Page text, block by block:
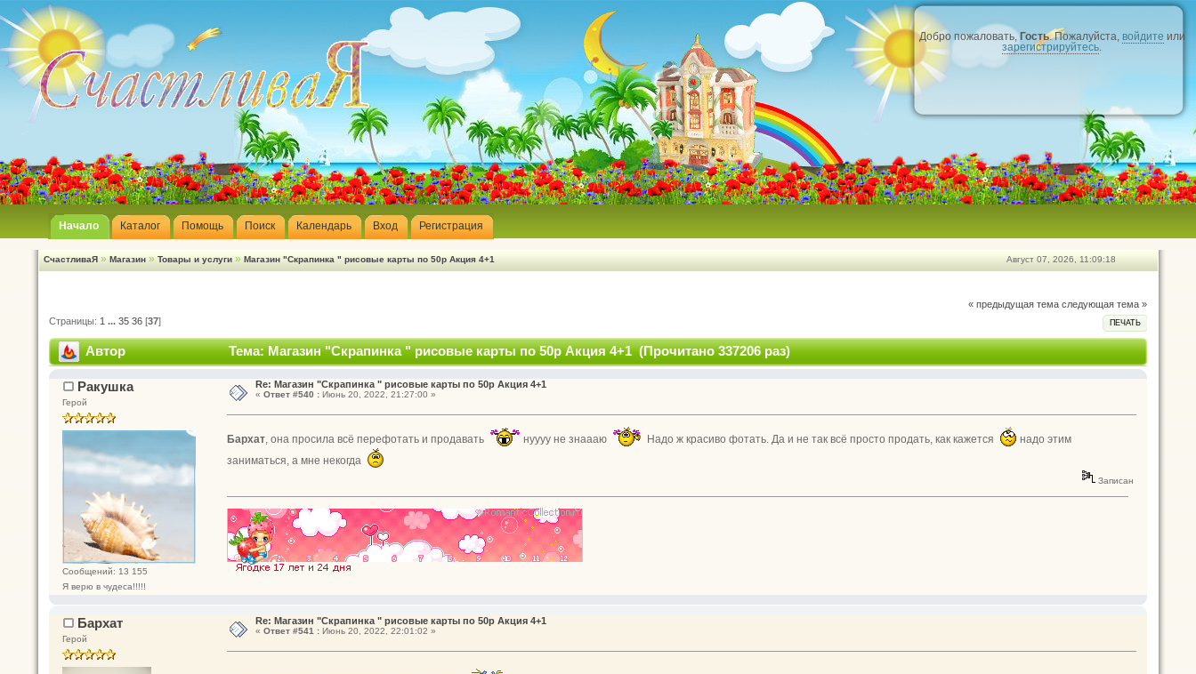
Добро пожаловать,Гость. Пожалуйста, войдите или
зарегистрируйтесь.
Начало Каталог Помощь Поиск Календарь Вход Регистрация
Август 07, 2026, 11:09:18
СчастливаЯ » Магазин » Товары и услуги » Магазин "Скрапинка " рисовые карты по 50р Акция 4+1
« предыдущая тема следующая тема »
ПЕЧАТЬ
Страницы: 1 ... 35 36 [37]
Автор Тема: Магазин "Скрапинка " рисовые карты по 50р Акция 4+1 (Прочитано 337206 раз)
Ракушка
Герой
Сообщений: 13 155
Я верю в чудеса!!!!!
Re: Магазин "Скрапинка " рисовые карты по 50р Акция 4+1
« Ответ #540 :Июнь 20, 2022, 21:27:00 »
Бархат, она просила всё перефотать и продавать нуууу не знаааю Надо ж красиво фотать. Да и не так всё просто продать, как кажется
надо этим
заниматься, а мне некогда
Записан
Бархат
Герой
Re: Магазин "Скрапинка " рисовые карты по 50р Акция 4+1
« Ответ #541 :Июнь 20, 2022, 22:01:02 »